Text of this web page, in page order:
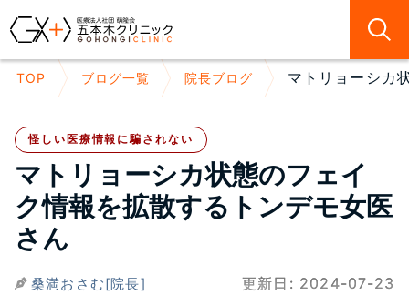
TOP ブログ一覧 院長ブログ マトリョーシカ
怪しい医療情報に騙されない
マトリョーシカ状態のフェイ
ク情報を拡散するトンデモ女医
さん
桑満おさむ[院長] 更新日: 2024-07-23